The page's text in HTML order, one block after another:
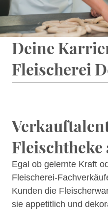
Deine
Fleischerei
Egal ob gelernte Kraft
Fleischerei-
Kunden die
sie appetitlich und